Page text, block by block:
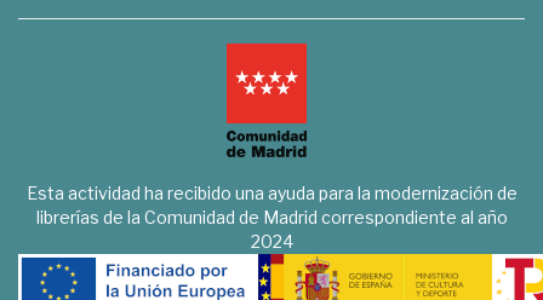
Esta actividad ha recibido una ayuda para la modernización de
librerías de la Comunidad de Madrid correspondiente al año
2024